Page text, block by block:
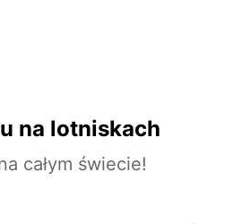
na lotniskach
całym świecie!